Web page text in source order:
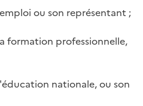
ou son représentant ;
formation professionnelle,
nationale, ou son